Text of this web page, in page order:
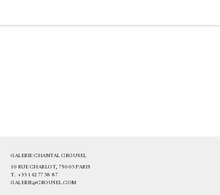
GALERIE CHANTAL CROUSEL
10 RUE CHARLOT, 75003 PARIS
T. +33 1 42 77 38 87
GALERIE@CROUSEL.COM